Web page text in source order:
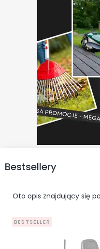
Bestsellery
Oto opis znajdujący się
BESTSELLER